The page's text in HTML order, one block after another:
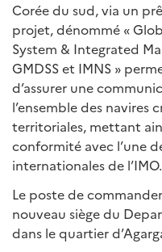
Corée du sud, via un
projet, dénommé «
System & Integrated
GMDSS et IMNS »
d’assurer une
l’ensemble des navires
territoriales, mettant
conformité avec l’une
internationales de l’IMO.
Le poste de
nouveau siège du
dans le quartier